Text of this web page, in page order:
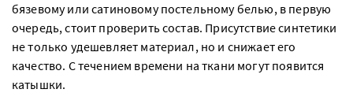
бязевому или сатиновому постельному белью, в первую
очередь, стоит проверить состав. Присутствие синтетики
не только удешевляет материал, но и снижает его
качество. С течением времени на ткани могут появится
катышки.